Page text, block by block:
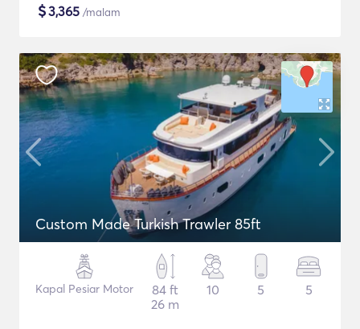
$3,365 /malam
Custom Made Turkish Trawler 85ft
Kapal Pesiar Motor
84 ft
26 m
10 5 5